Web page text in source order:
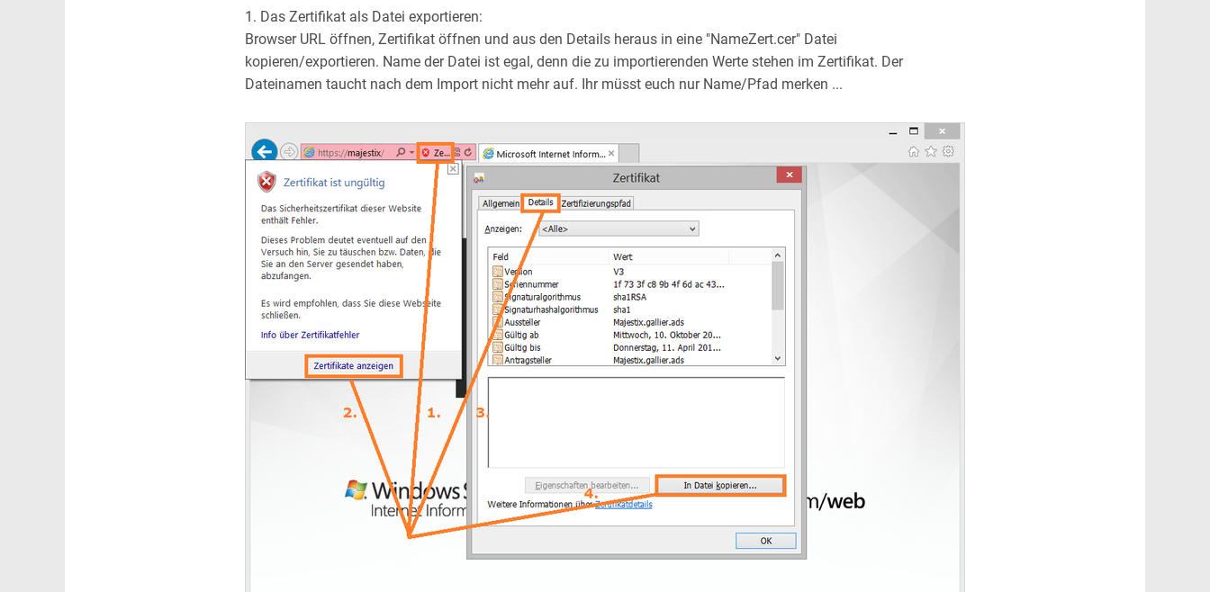
1. Das Zertifikat als Datei exportieren:
Browser URL öffnen, Zertifikat öffnen und aus den Details heraus in eine "NameZert.cer" Datei
kopieren/exportieren. Name der Datei ist egal, denn die zu importierenden Werte stehen im Zertifikat. Der
Dateinamen taucht nach dem Import nicht mehr auf. Ihr müsst euch nur Name/Pfad merken ...